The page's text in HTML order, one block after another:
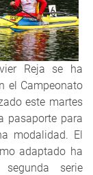
Reja se ha
el Campeonato
este martes
pasaporte para
modalidad. El
adaptado ha
serie